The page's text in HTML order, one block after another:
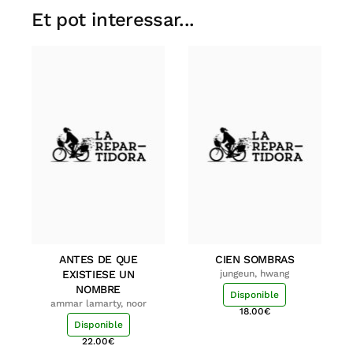
Et pot interessar...
ANTES DE QUE
EXISTIESE UN
NOMBRE
ammar lamarty, noor
Disponible
22.00€
CIEN SOMBRAS
jungeun, hwang
Disponible
18.00€